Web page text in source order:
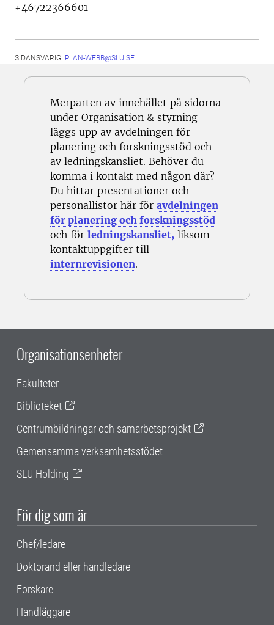
+46722366601
SIDANSVARIG: PLAN-WEBB@SLU.SE
Merparten av innehållet på sidorna
under Organisation & styrning
läggs upp av avdelningen för
planering och forskningsstöd och
av ledningskansliet. Behöver du
komma i kontakt med någon där?
Du hittar presentationer och
personallistor här för avdelningen
för planering och forskningsstöd
och för ledningskansliet, liksom
kontaktuppgifter till
internrevisionen.
Organisationsenheter
Fakulteter
Biblioteket
Centrumbildningar och samarbetsprojekt
Gemensamma verksamhetsstödet
SLU Holding
För dig som är
Chef/ledare
Doktorand eller handledare
Forskare
Handläggare